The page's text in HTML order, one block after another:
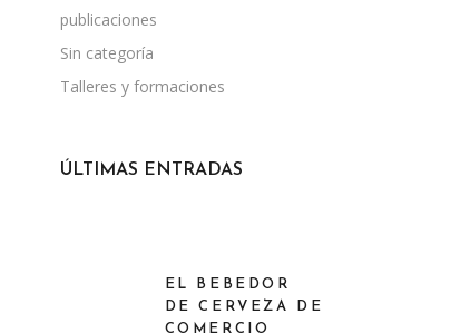
publicaciones
Sin categoría
Talleres y formaciones
ÚLTIMAS ENTRADAS
EL BEBEDOR
DE CERVEZA DE
COMERCIO